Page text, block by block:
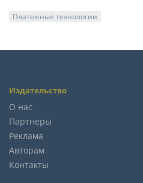
Платежные технологии
Издательство
О нас
Партнеры
Реклама
Авторам
Контакты